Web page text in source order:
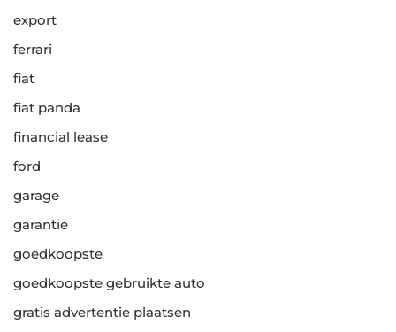
export
ferrari
fiat
fiat panda
financial lease
ford
garage
garantie
goedkoopste
goedkoopste gebruikte auto
gratis advertentie plaatsen